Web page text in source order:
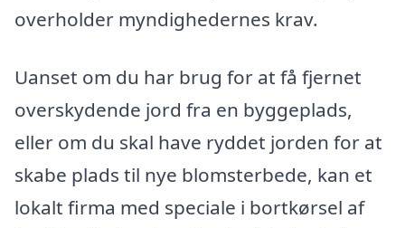
overholder myndighedernes krav.
Uanset om du har brug for at få fjernet
overskydende jord fra en byggeplads,
eller om du skal have ryddet jorden for at
skabe plads til nye blomsterbede, kan et
lokalt firma med speciale i bortkørsel af